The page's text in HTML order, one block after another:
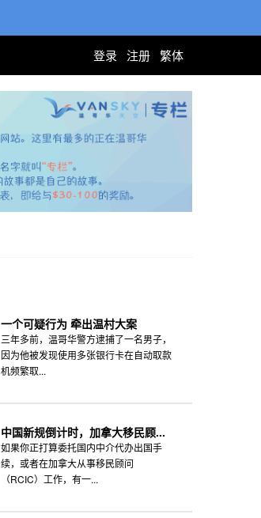
登录 注册 繁体
一个可疑行为 牵出温村大案
三年多前，温哥华警方逮捕了一名男子，
因为他被发现使用多张银行卡在自动取款
机频繁取...
中国新规倒计时，加拿大移民顾...
如果你正打算委托国内中介代办出国手
续，或者在加拿大从事移民顾问
（RCIC）工作，有一...